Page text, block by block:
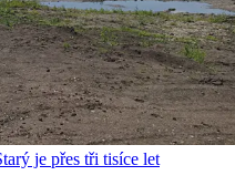
je přes tři tisíce let